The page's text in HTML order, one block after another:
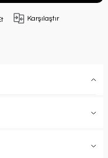
Karşılaştır